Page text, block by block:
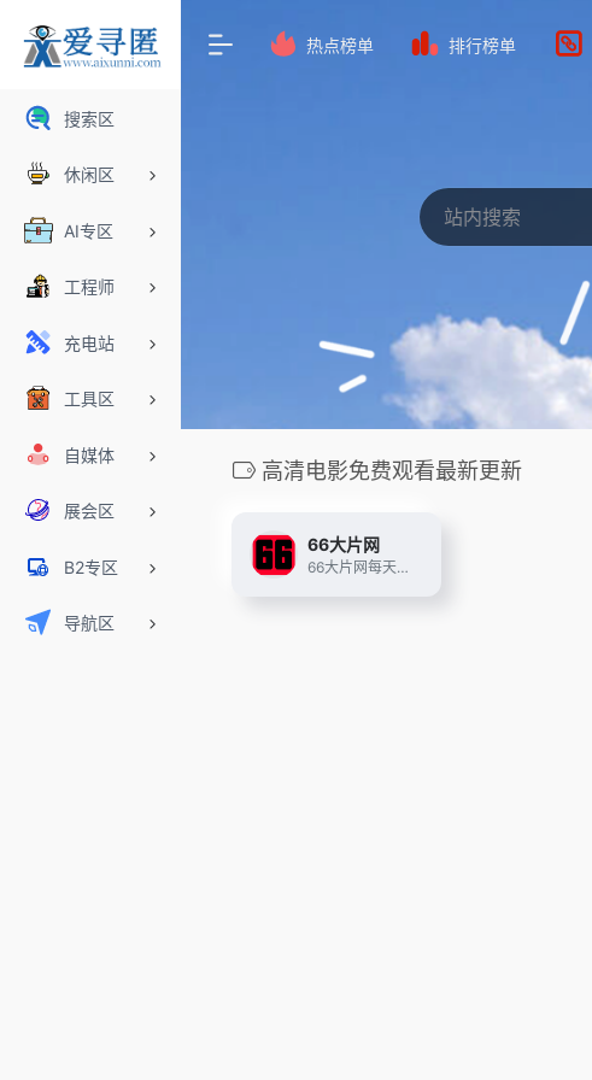
搜索区
休闲区
AI专区
工程师
充电站
工具区
自媒体
展会区
B2专区
导航区
热点榜单 排行榜单
高清电影免费观看最新更新
66大片网
66大片网每天为广大网友提供最新的大片资源免费在线观看，每天换不同资源，每天看不同大片。